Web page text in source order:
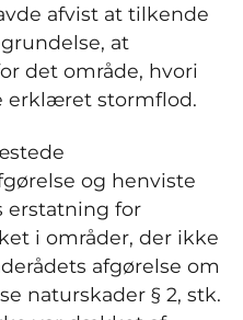
afvist at tilkende
at
det område, hvori
erklæret stormflod.
og henviste
erstatning for
i områder, der ikke
afgørelse om
naturskader § 2, stk.